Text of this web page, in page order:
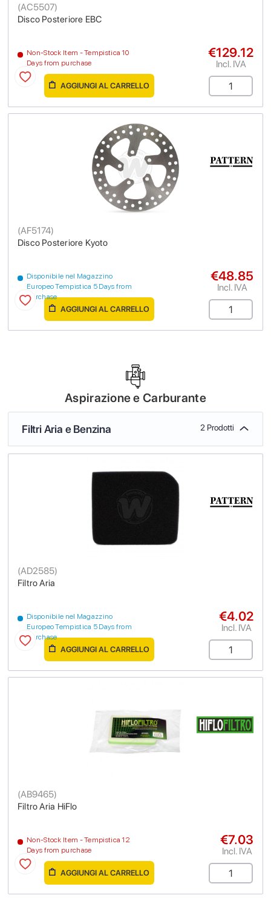
Disco Posteriore EBC
(AC5507)
Non-Stock Item - Tempistica 10
Days from purchase
€129.12
Incl. IVA
AGGIUNGI AL CARRELLO
Disco Posteriore Kyoto
(AF5174)
Disponibile nel Magazzino
Europeo Tempistica 5 Days from
purchase
€48.85
Incl. IVA
AGGIUNGI AL CARRELLO
Aspirazione e Carburante
Filtri Aria e Benzina 2 Prodotti
Filtro Aria
(AD2585)
Disponibile nel Magazzino
Europeo Tempistica 5 Days from
purchase
€4.02
Incl. IVA
AGGIUNGI AL CARRELLO
Filtro Aria HiFlo
(AB9465)
Non-Stock Item - Tempistica 12
Days from purchase
€7.03
Incl. IVA
AGGIUNGI AL CARRELLO